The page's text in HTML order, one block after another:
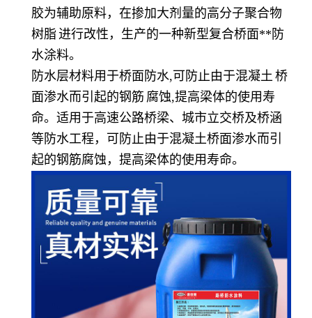
胶为辅助原料，在掺加大剂量的高分子聚合物
树脂进行改性，生产的一种新型复合桥面**防
水涂料。
防水层材料用于桥面防水,可防止由于混凝土 桥
面渗水而引起的钢筋 腐蚀,提高梁体的使用寿
命。适用于高速公路桥梁、城市立交桥及桥涵
等防水工程，可防止由于混凝土桥面渗水而引
起的钢筋腐蚀，提高梁体的使用寿命。